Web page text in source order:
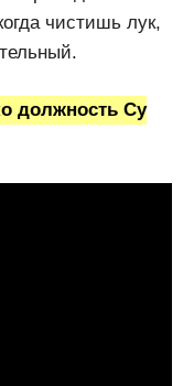
чистишь лук,
должность Су